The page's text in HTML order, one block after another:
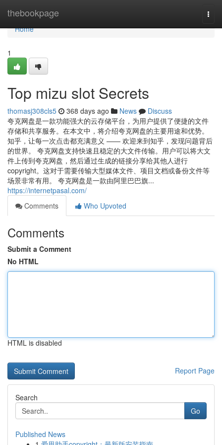
thebookpage
Home
Home
1
Top mizu slot Secrets
thomasj308cls5 368 days ago News
Discuss
夸克网盘是一款功能强大的云存储平台，为用户提供了便捷的文件
存储和共享服务。在本文中，将介绍夸克网盘的主要用途和优势。
知乎，让每一次点击都充满意义 —— 欢迎来到知乎，发现问题背后
的世界。 夸克网盘支持快速且稳定的大文件传输。用户可以将大文
件上传到夸克网盘，然后通过生成的链接分享给其他人进行
copyright。这对于需要传输大型媒体文件、项目文档或备份文件等
场景非常有用。 夸克网盘是一款由阿里巴巴旗...
https://internetpasal.com/
Comments
Who Upvoted
Comments
Submit a Comment
No HTML
HTML is disabled
Report Page
Search
Go
Published News